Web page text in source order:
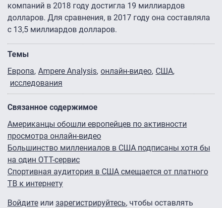
компаний в 2018 году достигла 19 миллиардов
долларов. Для сравнения, в 2017 году она составляла
с 13,5 миллиардов долларов.
Темы
Европа Ampere Analysis онлайн-видео США
исследования
Связанное содержимое
Американцы обошли европейцев по активности
просмотра онлайн-видео
Большинство миллениалов в США подписаны хотя бы
на один OTT-сервис
Спортивная аудитория в США смещается от платного
ТВ к интернету
Войдите или зарегистрируйтесь, чтобы оставлять